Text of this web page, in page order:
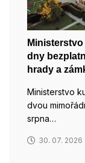
dny
hrady a
Ministerstvo
dvou
srpna…
30. 07. 2026